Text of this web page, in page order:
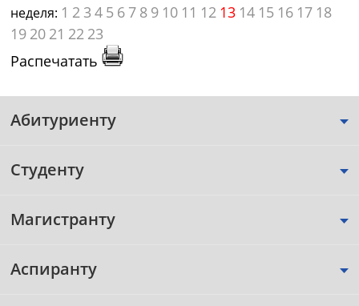
неделя: 1 2 3 4 5 6 7 8 9 10 11 12 13 14 15 16 17 18
19 20 21 22 23
Распечатать
Абитуриенту
Студенту
Магистранту
Аспиранту